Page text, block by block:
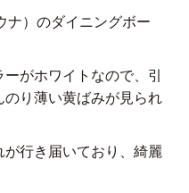
ナ）のダイニングボー
がホワイトなので、引
り薄い黄ばみが見られ
行き届いており、綺麗